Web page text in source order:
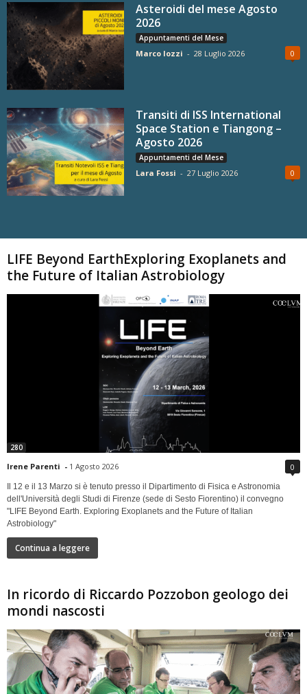
Asteroidi del mese Agosto
2026
Appuntamenti del Mese
Marco Iozzi - 28 Luglio 2026 0
Transiti di ISS International
Space Station e Tiangong –
Agosto 2026
Appuntamenti del Mese
Lara Fossi - 27 Luglio 2026 0
LIFE Beyond EarthExploring Exoplanets and
the Future of Italian Astrobiology
280
Irene Parenti - 1 Agosto 2026 0
Il 12 e il 13 Marzo si è tenuto presso il Dipartimento di Fisica e Astronomia
dell'Università degli Studi di Firenze (sede di Sesto Fiorentino) il convegno
"LIFE Beyond Earth. Exploring Exoplanets and the Future of Italian
Astrobiology"
Continua a leggere
In ricordo di Riccardo Pozzobon geologo dei
mondi nascosti